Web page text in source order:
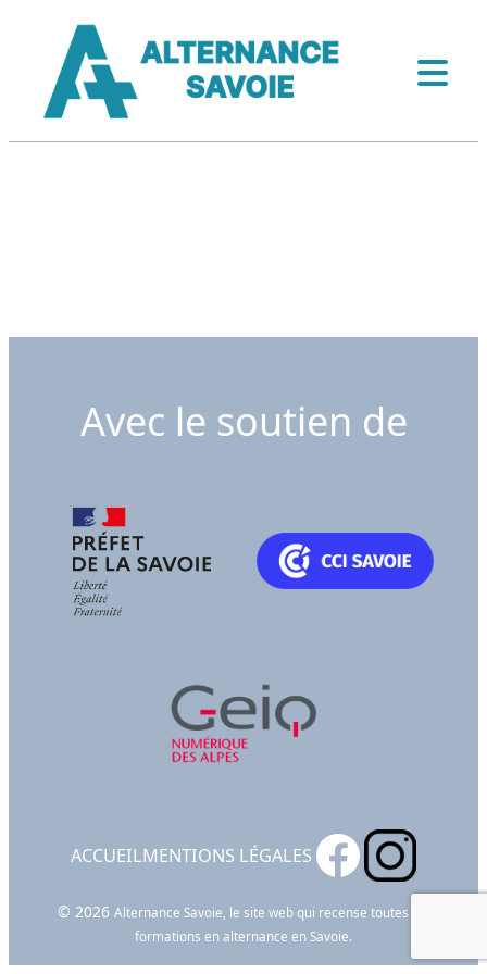
Avec le soutien de
ACCUEILMENTIONS LÉGALES
© 2026 Alternance Savoie, le site web qui recense toutes les
formations en alternance en Savoie.